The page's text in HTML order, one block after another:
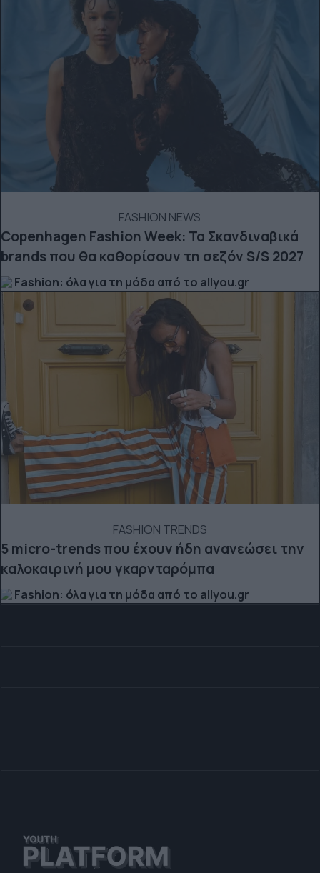
FASHION NEWS
Copenhagen Fashion Week: Τα Σκανδιναβικά
brands που θα καθορίσουν τη σεζόν S/S 2027
Fashion: όλα για τη μόδα από το allyou.gr
FASHION TRENDS
5 micro-trends που έχουν ήδη ανανεώσει την
καλοκαιρινή μου γκαρνταρόμπα
Fashion: όλα για τη μόδα από το allyou.gr